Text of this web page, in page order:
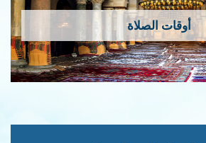
أوقات الصلاة